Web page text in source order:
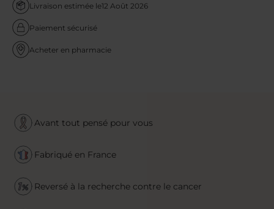
Livraison estimée le12 Août 2026
Paiement sécurisé
Acheter en pharmacie
Avant tout pensé pour vous
Fabriqué en France
Reversé à la recherche contre le cancer